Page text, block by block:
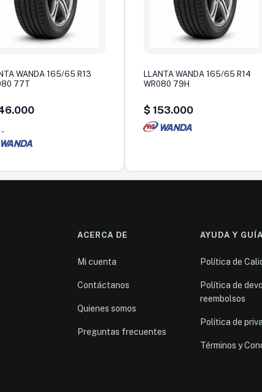
WANDA 165/65 R13
77T
LLANTA WANDA 165/65 R14
WR080 79H
$ 153.000
ACERCA DE
Mi cuenta
Contáctanos
Quienes somos
Preguntas frecuentes
AYUDA Y GUÍA
Política de
Política de
reembolsos
Política de
Términos y